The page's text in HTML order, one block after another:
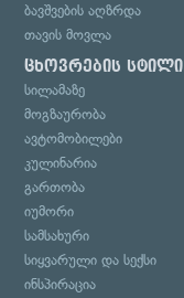
ბავშვების აღზრდა
თავის მოვლა
ცხოვრების სტილი
სილამაზე
მოგზაურობა
ავტომობილები
კულინარია
გართობა
იუმორი
სამსახური
სიყვარული და სექსი
ინსპირაცია